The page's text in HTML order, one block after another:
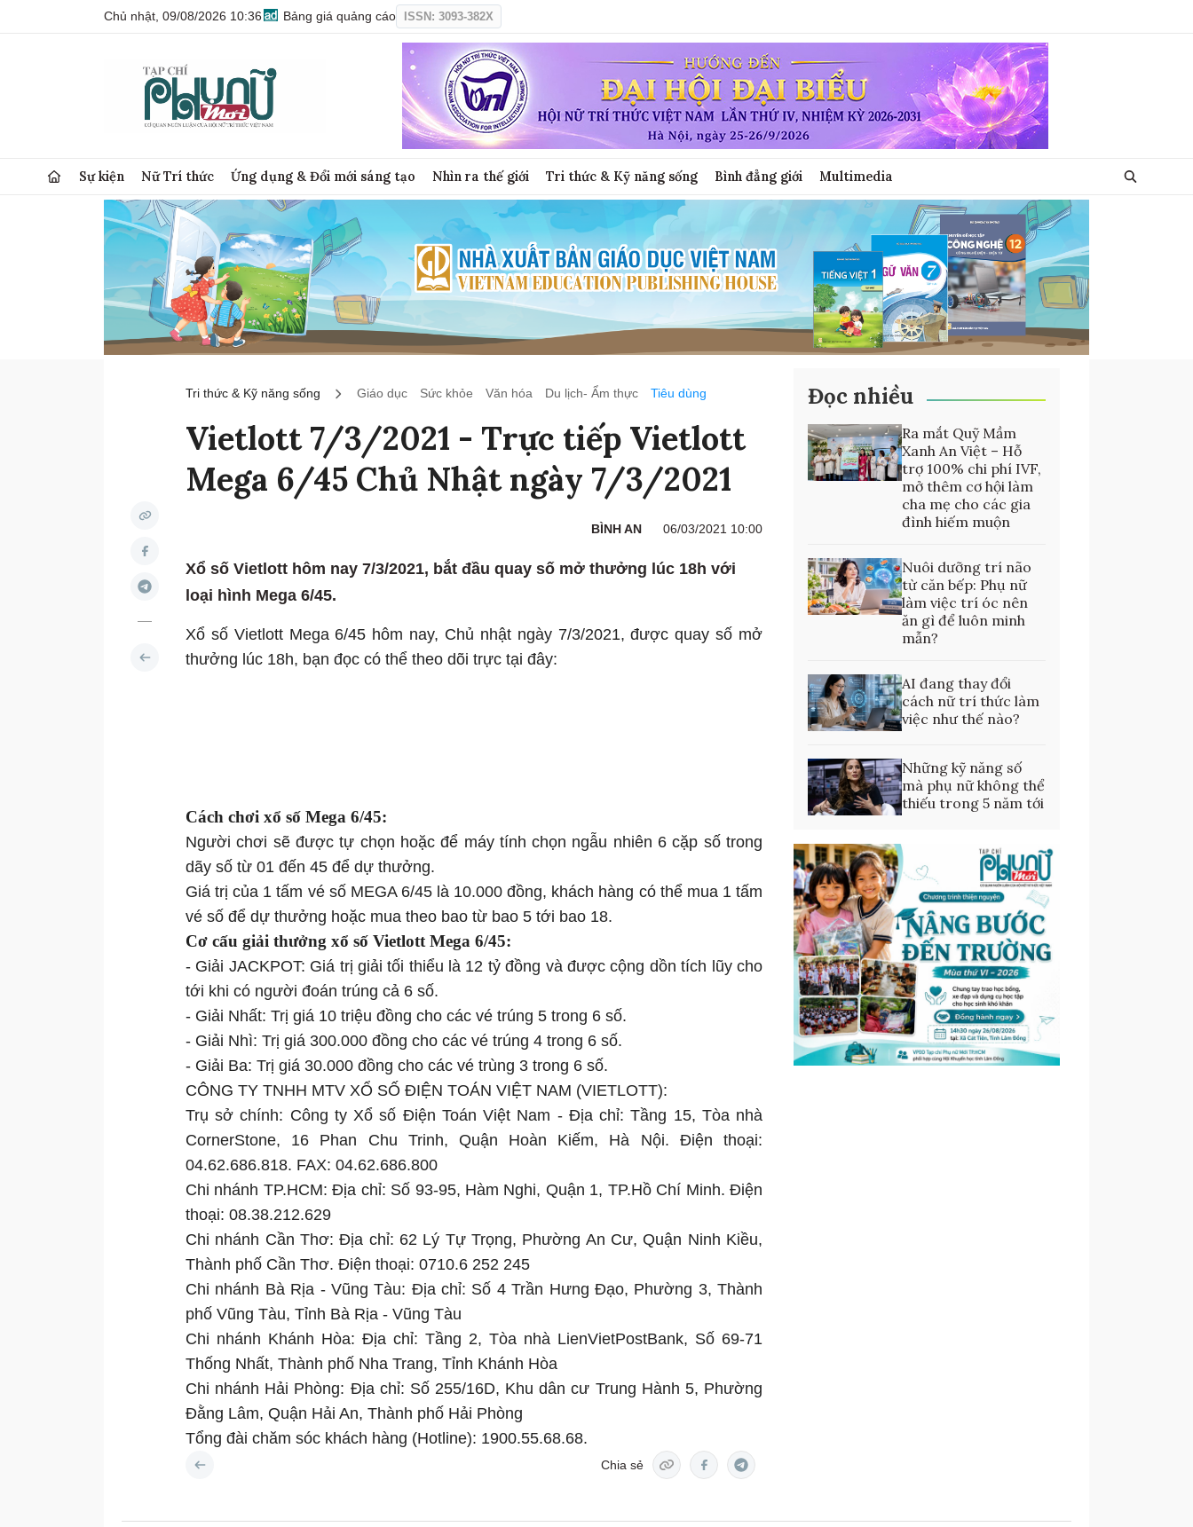
Chủ nhật, 09/08/2026 10:36 Bảng giá quảng cáo ISSN: 3093-382X
Sự kiện Nữ Trí thức Ứng dụng & Đổi mới sáng tạo Nhìn ra thế giới Tri thức & Kỹ năng sống Bình đẳng giới Multimedia
Tri thức & Kỹ năng sống Giáo dục Sức khỏe Văn hóa Du lịch- Ẩm thực Tiêu dùng
Vietlott 7/3/2021 - Trực tiếp Vietlott
Mega 6/45 Chủ Nhật ngày 7/3/2021
BÌNH AN 06/03/2021 10:00
Xổ số Vietlott hôm nay 7/3/2021, bắt đầu quay số mở thưởng lúc 18h với
loại hình Mega 6/45.
Xổ số Vietlott Mega 6/45 hôm nay, Chủ nhật ngày 7/3/2021, được quay số mở
thưởng lúc 18h, bạn đọc có thể theo dõi trực tại đây:
Cách chơi xổ số Mega 6/45:
Người chơi sẽ được tự chọn hoặc để máy tính chọn ngẫu nhiên 6 cặp số trong
dãy số từ 01 đến 45 để dự thưởng.
Giá trị của 1 tấm vé số MEGA 6/45 là 10.000 đồng, khách hàng có thể mua 1 tấm
vé số để dự thưởng hoặc mua theo bao từ bao 5 tới bao 18.
Cơ cấu giải thưởng xổ số Vietlott Mega 6/45:
- Giải JACKPOT: Giá trị giải tối thiểu là 12 tỷ đồng và được cộng dồn tích lũy cho
tới khi có người đoán trúng cả 6 số.
- Giải Nhất: Trị giá 10 triệu đồng cho các vé trúng 5 trong 6 số.
- Giải Nhì: Trị giá 300.000 đồng cho các vé trúng 4 trong 6 số.
- Giải Ba: Trị giá 30.000 đồng cho các vé trùng 3 trong 6 số.
CÔNG TY TNHH MTV XỔ SỐ ĐIỆN TOÁN VIỆT NAM (VIETLOTT):
Trụ sở chính: Công ty Xổ số Điện Toán Việt Nam - Địa chỉ: Tầng 15, Tòa nhà
CornerStone, 16 Phan Chu Trinh, Quận Hoàn Kiếm, Hà Nội. Điện thoại:
04.62.686.818. FAX: 04.62.686.800
Chi nhánh TP.HCM: Địa chỉ: Số 93-95, Hàm Nghi, Quận 1, TP.Hồ Chí Minh. Điện
thoại: 08.38.212.629
Chi nhánh Cần Thơ: Địa chỉ: 62 Lý Tự Trọng, Phường An Cư, Quận Ninh Kiều,
Thành phố Cần Thơ. Điện thoại: 0710.6 252 245
Chi nhánh Bà Rịa - Vũng Tàu: Địa chỉ: Số 4 Trần Hưng Đạo, Phường 3, Thành
phố Vũng Tàu, Tỉnh Bà Rịa - Vũng Tàu
Chi nhánh Khánh Hòa: Địa chỉ: Tầng 2, Tòa nhà LienVietPostBank, Số 69-71
Thống Nhất, Thành phố Nha Trang, Tỉnh Khánh Hòa
Chi nhánh Hải Phòng: Địa chỉ: Số 255/16D, Khu dân cư Trung Hành 5, Phường
Đằng Lâm, Quận Hải An, Thành phố Hải Phòng
Tổng đài chăm sóc khách hàng (Hotline): 1900.55.68.68.
Chia sẻ
Đọc nhiều
Ra mắt Quỹ Mầm
Xanh An Việt – Hỗ
trợ 100% chi phí IVF,
mở thêm cơ hội làm
cha mẹ cho các gia
đình hiếm muộn
Nuôi dưỡng trí não
từ căn bếp: Phụ nữ
làm việc trí óc nên
ăn gì để luôn minh
mẫn?
AI đang thay đổi
cách nữ trí thức làm
việc như thế nào?
Những kỹ năng số
mà phụ nữ không thể
thiếu trong 5 năm tới